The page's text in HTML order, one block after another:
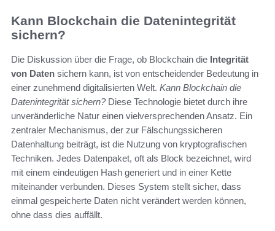
Kann Blockchain die Datenintegrität
sichern?
Die Diskussion über die Frage, ob Blockchain die Integrität
von Daten sichern kann, ist von entscheidender Bedeutung in
einer zunehmend digitalisierten Welt. Kann Blockchain die
Datenintegrität sichern?Diese Technologie bietet durch ihre
unveränderliche Natur einen vielversprechenden Ansatz. Ein
zentraler Mechanismus, der zur Fälschungssicheren
Datenhaltung beiträgt, ist die Nutzung von kryptografischen
Techniken. Jedes Datenpaket, oft als Block bezeichnet, wird
mit einem eindeutigen Hash generiert und in einer Kette
miteinander verbunden. Dieses System stellt sicher, dass
einmal gespeicherte Daten nicht verändert werden können,
ohne dass dies auffällt.